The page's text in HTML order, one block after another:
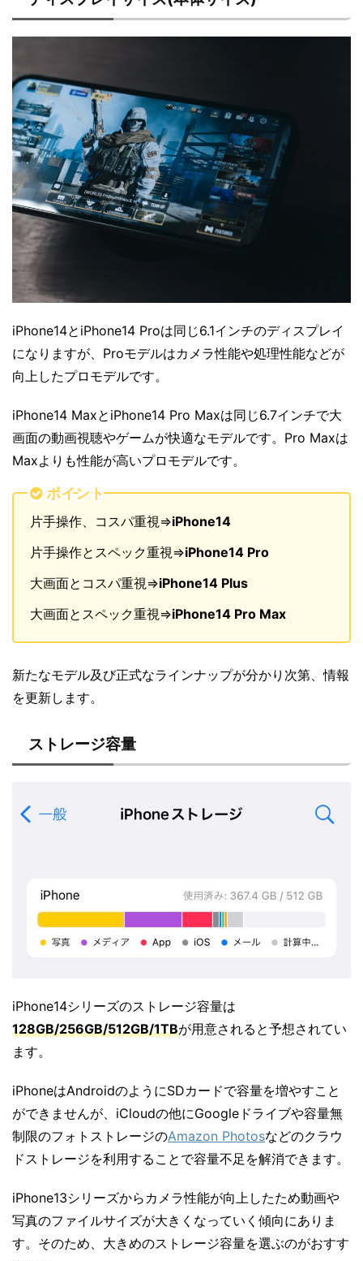
iPhone14とiPhone14 Proは同じ6.1インチのディスプレイ
になりますが、Proモデルはカメラ性能や処理性能などが
向上したプロモデルです。
iPhone14 MaxとiPhone14 Pro Maxは同じ6.7インチで大
画面の動画視聴やゲームが快適なモデルです。Pro Maxは
Maxよりも性能が高いプロモデルです。
ポイント
片手操作、コスパ重視⇒iPhone14
片手操作とスペック重視⇒iPhone14 Pro
大画面とコスパ重視⇒iPhone14 Plus
大画面とスペック重視⇒iPhone14 Pro Max
新たなモデル及び正式なラインナップが分かり次第、情報
を更新します。
ストレージ容量
iPhone14シリーズのストレージ容量は
128GB/256GB/512GB/1TBが用意されると予想されてい
ます。
iPhoneはAndroidのようにSDカードで容量を増やすこと
ができませんが、iCloudの他にGoogleドライブや容量無
制限のフォトストレージのAmazon Photosなどのクラウ
ドストレージを利用することで容量不足を解消できます。
iPhone13シリーズからカメラ性能が向上したため動画や
写真のファイルサイズが大きくなっていく傾向にありま
す。そのため、大きめのストレージ容量を選ぶのがおすす